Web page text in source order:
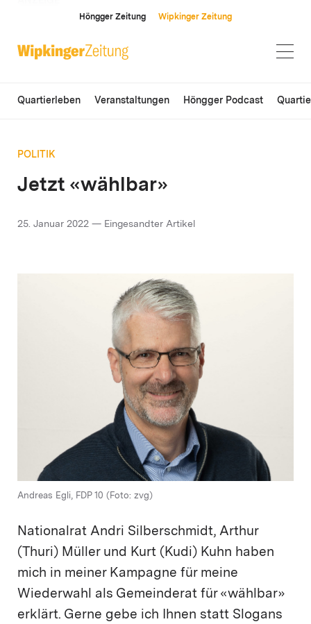
Höngger Zeitung Wipkinger Zeitung
Quartierleben Veranstaltungen Höngger Podcast
POLITIK
Jetzt «wählbar»
25. Januar 2022 — Eingesandter Artikel
Andreas Egli, FDP 10 (Foto: zvg)
Nationalrat Andri Silberschmidt, Arthur
(Thuri) Müller und Kurt (Kudi) Kuhn haben
mich in meiner Kampagne für meine
Wiederwahl als Gemeinderat für «wählbar»
erklärt. Gerne gebe ich Ihnen statt Slogans